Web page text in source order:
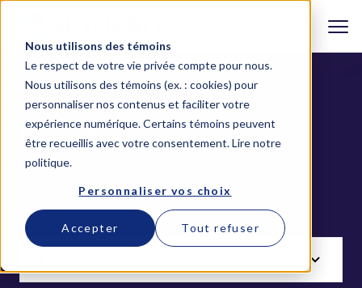
Nous utilisons des témoins
Le respect de votre vie privée compte pour nous.
Nous utilisons des témoins (ex. : cookies) pour
personnaliser nos contenus et faciliter votre
expérience numérique. Certains témoins peuvent
être recueillis avec votre consentement.Lire notre
politique.
Personnaliser vos choix
Accepter Tout refuser
Riverbed
Bienvenue sur la plateforme de contenu de
NOVIPRO